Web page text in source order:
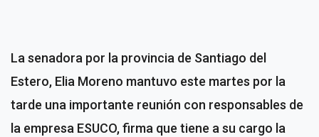
La senadora por la provincia de Santiago del
Estero, Elia Moreno mantuvo este martes por la
tarde una importante reunión con responsables de
la empresa ESUCO, firma que tiene a su cargo la